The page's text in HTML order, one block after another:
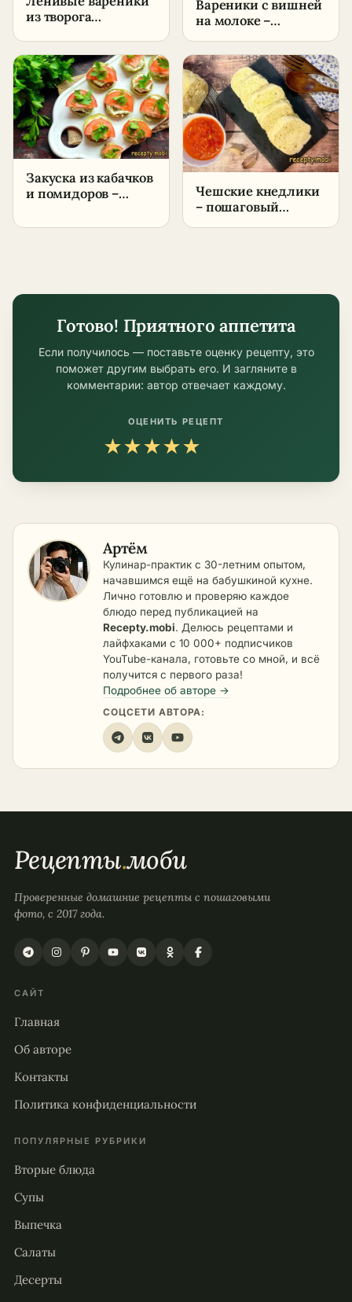
из творога
в домашних
условиях
Вареники с вишней
на молоке –
в домашних
условиях
Закуска из кабачков
и помидоров –
в домашних
Чешские кнедлики
– пошаговый
Готово! Приятного аппетита
Если получилось — поставьте оценку рецепту, это
поможет другим выбрать его. И загляните в
комментарии: автор отвечает каждому.
ОЦЕНИТЬ РЕЦЕПТ
★★★★★
Артём
Кулинар-практик с 30-летним опытом,
начавшимся ещё на бабушкиной кухне.
Лично готовлю и проверяю каждое
блюдо перед публикацией на
Recepty.mobi. Делюсь рецептами и
лайфхаками с 10 000+ подписчиков
YouTube-канала, готовьте со мной, и всё
получится с первого раза!
Подробнее об авторе →
СОЦСЕТИ АВТОРА:
Рецепты.моби
Проверенные домашние рецепты с пошаговыми
фото, с 2017 года.
САЙТ
Главная
Об авторе
Контакты
Политика конфиденциальности
ПОПУЛЯРНЫЕ РУБРИКИ
Вторые блюда
Супы
Выпечка
Салаты
Десерты